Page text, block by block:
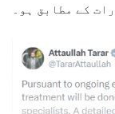
کے مطابق ہو۔